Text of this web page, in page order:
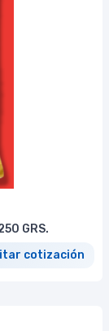
GRS.
cotización